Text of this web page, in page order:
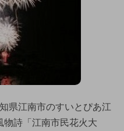
県江南市のすいとぴあ江
物詩「江南市民花火大